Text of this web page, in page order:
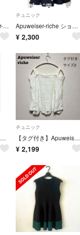
美品 24SS Apuweiser-riche アプワイザーリッシェ ベアビスチェドッキングチュニック カットソー 1 グレー レディース 古着 中古 USED
チュニック
Apuweiser-riche ショルダースリットフレアチュニック
¥ 2,300
Apuweiser-riche ドットチュニックブラウス
チュニック
【タグ付き】Apuweiser-riche レース 2wayオフショル サイズ2
¥ 2,199